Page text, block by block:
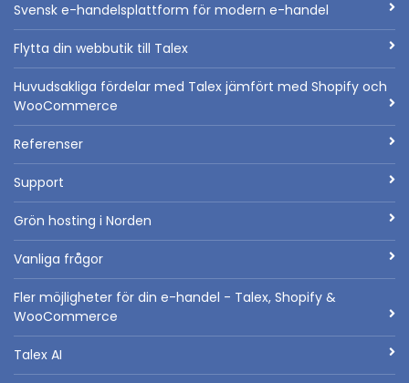
Svensk e-handelsplattform för modern e-handel
Flytta din webbutik till Talex
Huvudsakliga fördelar med Talex jämfört med Shopify och
WooCommerce
Referenser
Support
Grön hosting i Norden
Vanliga frågor
Fler möjligheter för din e-handel - Talex, Shopify &
WooCommerce
Talex AI